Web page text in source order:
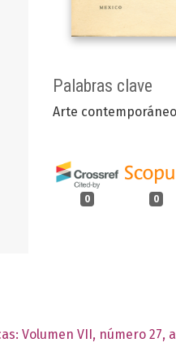
Palabras clave
Arte contemporáneo
0 0
Volumen VII, número 27,